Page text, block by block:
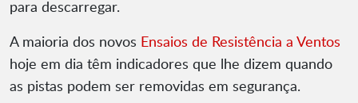
para descarregar.
A maioria dos novos Ensaios de Resistência a Ventos
hoje em dia têm indicadores que lhe dizem quando
as pistas podem ser removidas em segurança.